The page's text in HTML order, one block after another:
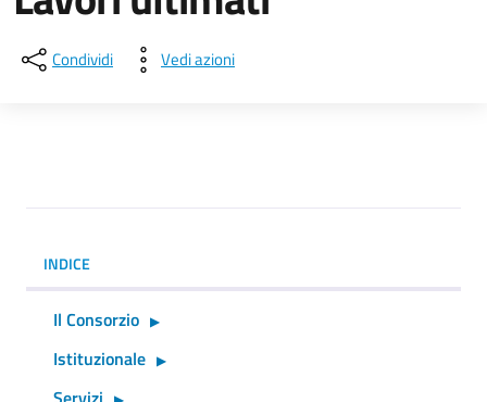
Condividi Vedi azioni
INDICE
Il Consorzio
Istituzionale